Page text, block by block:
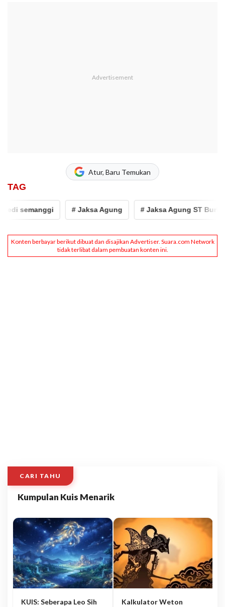
Atur, Baru Temukan
TAG
semanggi # Jaksa Agung # Jaksa Agung ST
CARI TAHU
Kumpulan Kuis Menarik
KUIS: Seberapa Leo Sih
Kalkulator Weton